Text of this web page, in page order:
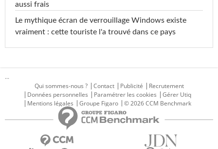
aussi frais
Le mythique écran de verrouillage Windows existe
vraiment : cette touriste l'a trouvé dans ce pays
...
Qui sommes-nous ?
Contact Publicité
Recrutement
Données personnelles
Paramétrer les cookies
Gérer Utiq
Mentions légales
Groupe Figaro © 2026 CCM Benchmark